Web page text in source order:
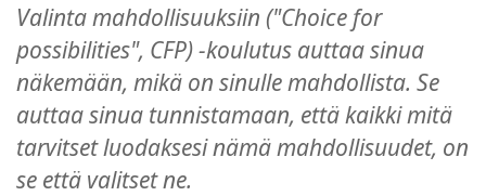
Shop
Valinta mahdollisuuksiin ("Choice for
possibilities", CFP) -koulutus auttaa sinua
näkemään, mikä on sinulle mahdollista. Se
auttaa sinua tunnistamaan, että kaikki mitä
tarvitset luodaksesi nämä mahdollisuudet, on
se että valitset ne.